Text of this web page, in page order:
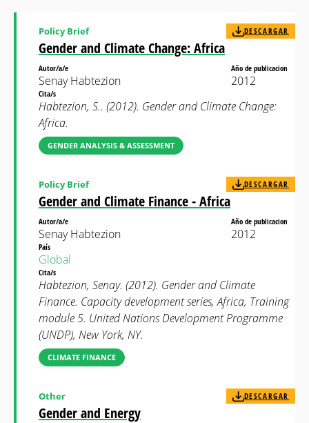
Gender and Climate Change: Africa
Policy Brief DESCARGAR
Autor/a/e
Senay Habtezion
Año de publicacion
2012
Cita/s
Habtezion, S.. (2012). Gender and Climate Change:
Africa.
GENDER ANALYSIS & ASSESSMENT
Gender and Climate Finance - Africa
Policy Brief DESCARGAR
Autor/a/e
Senay Habtezion
Año de publicacion
2012
País
Global
Cita/s
Habtezion, Senay. (2012). Gender and Climate
Finance. Capacity development series, Africa, Training
module 5. United Nations Development Programme
(UNDP), New York, NY.
CLIMATE FINANCE
Gender and Energy
Other DESCARGAR